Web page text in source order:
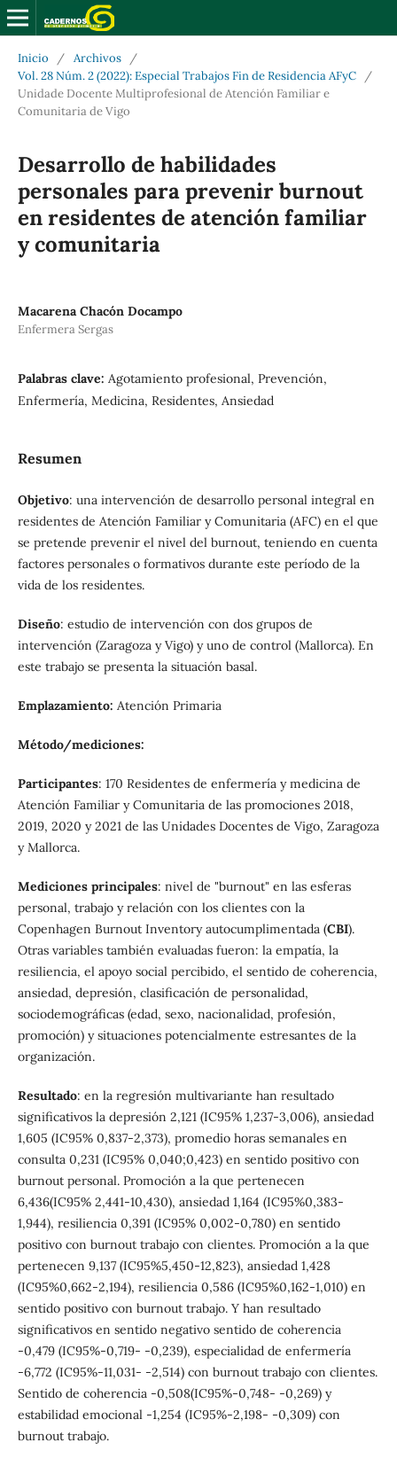
Inicio / Archivos
/
Vol. 28 Núm. 2 (2022): Especial Trabajos Fin de Residencia AFyC
/
Unidade Docente Multiprofesional de Atención Familiar e
Comunitaria de Vigo
Desarrollo de habilidades
personales para prevenir burnout
en residentes de atención familiar
y comunitaria
Macarena Chacón Docampo
Enfermera Sergas
Palabras clave: Agotamiento profesional, Prevención,
Enfermería, Medicina, Residentes, Ansiedad
Resumen
Objetivo: una intervención de desarrollo personal integral en
residentes de Atención Familiar y Comunitaria (AFC) en el que
se pretende prevenir el nivel del burnout, teniendo en cuenta
factores personales o formativos durante este período de la
vida de los residentes.
Diseño: estudio de intervención con dos grupos de
intervención (Zaragoza y Vigo) y uno de control (Mallorca). En
este trabajo se presenta la situación basal.
Emplazamiento: Atención Primaria
Método/mediciones:
Participantes: 170 Residentes de enfermería y medicina de
Atención Familiar y Comunitaria de las promociones 2018,
2019, 2020 y 2021 de las Unidades Docentes de Vigo, Zaragoza
y Mallorca.
Mediciones principales: nivel de "burnout" en las esferas
personal, trabajo y relación con los clientes con la
Copenhagen Burnout Inventory autocumplimentada (CBI).
Otras variables también evaluadas fueron: la empatía, la
resiliencia, el apoyo social percibido, el sentido de coherencia,
ansiedad, depresión, clasificación de personalidad,
sociodemográficas (edad, sexo, nacionalidad, profesión,
promoción) y situaciones potencialmente estresantes de la
organización.
Resultado: en la regresión multivariante han resultado
significativos la depresión 2,121 (IC95% 1,237-3,006), ansiedad
1,605 (IC95% 0,837-2,373), promedio horas semanales en
consulta 0,231 (IC95% 0,040;0,423) en sentido positivo con
burnout personal. Promoción a la que pertenecen
6,436(IC95% 2,441-10,430), ansiedad 1,164 (IC95%0,383-
1,944), resiliencia 0,391 (IC95% 0,002-0,780) en sentido
positivo con burnout trabajo con clientes. Promoción a la que
pertenecen 9,137 (IC95%5,450-12,823), ansiedad 1,428
(IC95%0,662-2,194), resiliencia 0,586 (IC95%0,162-1,010) en
sentido positivo con burnout trabajo. Y han resultado
significativos en sentido negativo sentido de coherencia
-0,479 (IC95%-0,719- -0,239), especialidad de enfermería
-6,772 (IC95%-11,031- -2,514) con burnout trabajo con clientes.
Sentido de coherencia -0,508(IC95%-0,748- -0,269) y
estabilidad emocional -1,254 (IC95%-2,198- -0,309) con
burnout trabajo.